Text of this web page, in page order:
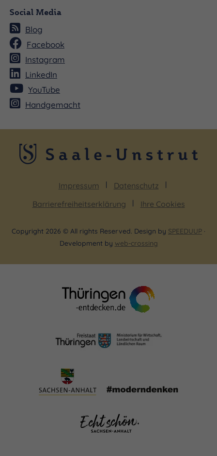
Leben.
Die bekannten Hits u.a. von Peter Maffay bieten
beste Musical-Unterhaltung für Jungs und
Mädchen ab vier Jahren und für alle, die das Kind
in sich noch einmal zum Leben erwecken wollen.
Social Media
Blog
Facebook
Instagram
LinkedIn
YouTube
Handgemacht
Impressum
Datenschutz
Barrierefreiheitserklärung
Ihre Cookies
Copyright 2026 © All rights Reserved. Design by SPEEDUUP ·
Development by web-crossing